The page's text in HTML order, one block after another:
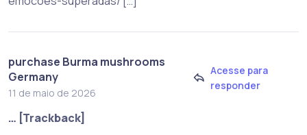
purchase Burma mushrooms
Germany
11 de maio de 2026
Acesse para
responder
… [Trackback]